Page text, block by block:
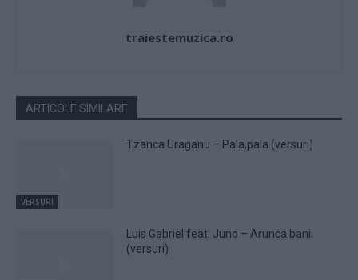
traiestemuzica.ro
ARTICOLE SIMILARE
VERSURI
Tzanca Uraganu – Pala,pala (versuri)
Luis Gabriel feat. Juno – Arunca banii
(versuri)